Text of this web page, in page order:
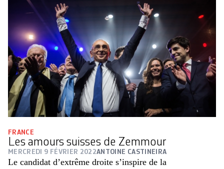
FRANCE
Les amours suisses de Zemmour
MERCREDI 9 FÉVRIER 2022ANTOINE CASTINEIRA
Le candidat d’extrême droite s’inspire de la